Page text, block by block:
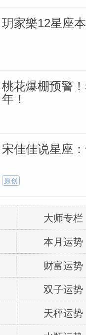
玥家樂12星座
桃花爆棚预警
年！
宋佳佳说星座
原创
大师专栏
本月运势
财富运势
双子运势
天秤运势